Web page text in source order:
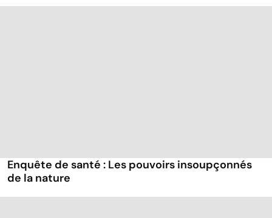
Enquête de santé : Les pouvoirs insoupçonnés
de la nature